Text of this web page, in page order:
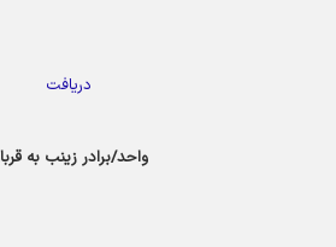
دریافت
واحد/برادر زینب به قربان